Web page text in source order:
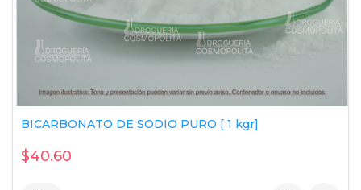
BICARBONATO DE SODIO PURO [ 1 kgr]
$40.60